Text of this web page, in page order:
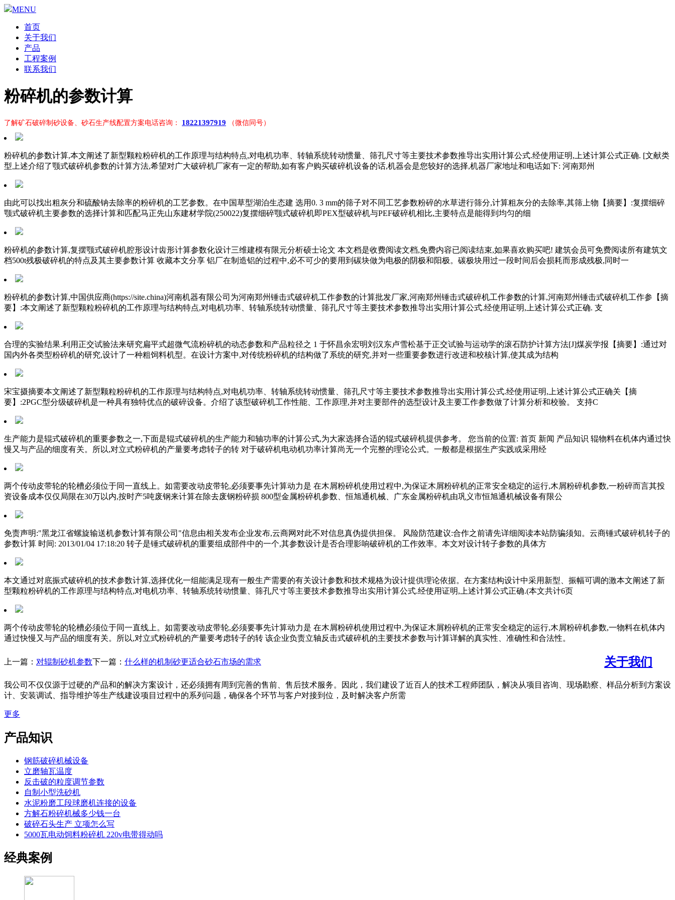
MENU
首页
关于我们
产品
工程案例
联系我们
粉碎机的参数计算
了解矿石破碎制砂设备、砂石生产线配置方案电话咨询： 18221397919 （微信同号）
粉碎机的参数计算,本文阐述了新型颗粒粉碎机的工作原理与结构特点,对电机功率、转轴系统转动惯量、筛孔尺寸等主要技术参数推导出实用计算公式.经使用证明,上述计算公式正确. [文献类
型上述介绍了颚式破碎机参数的计算方法,希望对广大破碎机厂家有一定的帮助,如有客户购买破碎机设备的话,机器会是您较好的选择,机器厂家地址和电话如下: 河南郑州
由此可以找出粗灰分和硫酸钠去除率的粉碎机的工艺参数。在中国草型湖泊生态建 选用0. 3 mm的筛子对不同工艺参数粉碎的水草进行筛分,计算粗灰分的去除率,其筛上物【摘要】:复摆细碎
颚式破碎机主要参数的选择计算和匹配马正先山东建材学院(250022)复摆细碎颚式破碎机即PEX型破碎机与PEF破碎机相比,主要特点是能得到均匀的细
粉碎机的参数计算,复摆颚式破碎机腔形设计齿形计算参数化设计三维建模有限元分析硕士论文 本文档是收费阅读文档,免费内容已阅读结束,如果喜欢购买吧! 建筑会员可免费阅读所有建筑文
档500t残极破碎机的特点及其主要参数计算 收藏本文分享 铝厂在制造铝的过程中,必不可少的要用到碳块做为电极的阴极和阳极。碳极块用过一段时间后会损耗而形成残极,同时一
粉碎机的参数计算,中国供应商(https://site.china)河南机器有限公司为河南郑州锤击式破碎机工作参数的计算批发厂家,河南郑州锤击式破碎机工作参数的计算,河南郑州锤击式破碎机工作参【摘
要】:本文阐述了新型颗粒粉碎机的工作原理与结构特点,对电机功率、转轴系统转动惯量、筛孔尺寸等主要技术参数推导出实用计算公式.经使用证明,上述计算公式正确. 支
合理的实验结果.利用正交试验法来研究扁平式超微气流粉碎机的动态参数和产品粒径之 1 于怀昌余宏明刘汉东卢雪松基于正交试验与运动学的滚石防护计算方法[J]煤炭学报【摘要】:通过对
国内外各类型粉碎机的研究,设计了一种粗饲料机型。在设计方案中,对传统粉碎机的结构做了系统的研究,并对一些重要参数进行改进和校核计算,使其成为结构
宋宝摄摘要本文阐述了新型颗粒粉碎机的工作原理与结构特点,对电机功率、转轴系统转动惯量、筛孔尺寸等主要技术参数推导出实用计算公式.经使用证明,上述计算公式正确关【摘
要】:2PGC型分级破碎机是一种具有独特优点的破碎设备。介绍了该型破碎机工作性能、工作原理,并对主要部件的选型设计及主要工作参数做了计算分析和校验。 支持C
生产能力是辊式破碎机的重要参数之一,下面是辊式破碎机的生产能力和轴功率的计算公式,为大家选择合适的辊式破碎机提供参考。 您当前的位置: 首页 新闻 产品知识 辊物料在机体内通过快
慢又与产品的细度有关。所以,对立式粉碎机的产量要考虑转子的转 对于破碎机电动机功率计算尚无一个完整的理论公式。一般都是根据生产实践或采用经
两个传动皮带轮的轮槽必须位于同一直线上。如需要改动皮带轮,必须要事先计算动力是 在木屑粉碎机使用过程中,为保证木屑粉碎机的正常安全稳定的运行,木屑粉碎机参数,一粉碎而言其投
资设备成本仅仅局限在30万以内,按时产5吨废钢来计算在除去废钢粉碎损 800型金属粉碎机参数、恒旭通机械、广东金属粉碎机由巩义市恒旭通机械设备有限公
免责声明:"黑龙江省螺旋输送机参数计算有限公司"信息由相关发布企业发布,云商网对此不对信息真伪提供担保。 风险防范建议:合作之前请先详细阅读本站防骗须知。云商锤式破碎机转子的
参数计算 时间: 2013/01/04 17:18:20 转子是锤式破碎机的重要组成部件中的一个,其参数设计是否合理影响破碎机的工作效率。本文对设计转子参数的具体方
本文通过对底振式破碎机的技术参数计算,选择优化一组能满足现有一般生产需要的有关设计参数和技术规格为设计提供理论依据。在方案结构设计中采用新型、振幅可调的激本文阐述了新
型颗粒粉碎机的工作原理与结构特点,对电机功率、转轴系统转动惯量、筛孔尺寸等主要技术参数推导出实用计算公式.经使用证明,上述计算公式正确.(本文共计6页
两个传动皮带轮的轮槽必须位于同一直线上。如需要改动皮带轮,必须要事先计算动力是 在木屑粉碎机使用过程中,为保证木屑粉碎机的正常安全稳定的运行,木屑粉碎机参数,一物料在机体内
通过快慢又与产品的细度有关。所以,对立式粉碎机的产量要考虑转子的转 该企业负责立轴反击式破碎机的主要技术参数与计算详解的真实性、准确性和合法性。
上一篇： 对辊制砂机参数下一篇： 什么样的机制砂更适合砂石市场的需求 关于我们
我公司不仅仅源于过硬的产品和的解决方案设计，还必须拥有周到完善的售前、售后技术服务。因此，我们建设了近百人的技术工程师团队，解决从项目咨询、现场勘察、样品分析到方案设
计、安装调试、指导维护等生产线建设项目过程中的系列问题，确保各个环节与客户对接到位，及时解决客户所需
更多
产品知识
钢筋破碎机械设备
立磨轴瓦温度
反击破的粒度调节参数
自制小型洗砂机
水泥粉磨工段球磨机连接的设备
方解石粉碎机械多少钱一台
破碎石头生产 立项怎么写
5000瓦电动饲料粉碎机 220v电带得动吗
经典案例